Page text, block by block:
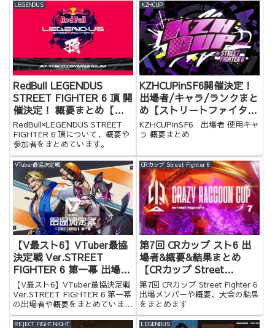
LEGENDUS
RedBull LEGENDUS
STREET FIGHTER 6 頂 開
催決定！ 概要まとめ【ス
ト6】
RedBull×LEGENDUS STREET
FIGHTER 6 頂について、概要や
参加者をまとめています。
KZHCUP
KZHCUPinSF6開催決定！
出場者/キャラ/ランクまと
め【ストリートファイター
6】
KZHCUPinSF6 出場者 使用キャ
ラ 概要まとめ
VTuber最協決定戦
【V最スト6】VTuber最協
決定戦 Ver.STREET
FIGHTER 6 第一幕 出場者
＆概要まとめ #V最協第一
幕
【V最スト6】VTuber最協決定戦
Ver.STREET FIGHTER 6 第一幕
の出場者や概要をまとめていま
す。
CRカップ Street Fighter 6
第7回 CRカップ スト6 出
場者&概要&結果まとめ
【CRカップ Street
Fighter 6】
第7回 CRカップ Street Fighter 6
出場メンバーや概要、大会の結果
をまとめます
REJECT FIGHT NIGHT LEGENDUS